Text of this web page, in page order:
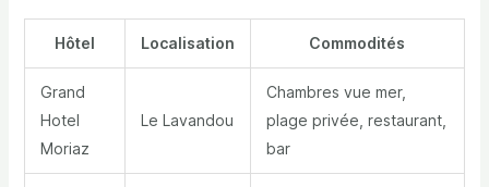
Hôtel Localisation Commodités
Grand
Hotel
Moriaz
Le Lavandou
Chambres vue mer,
plage privée, restaurant,
bar